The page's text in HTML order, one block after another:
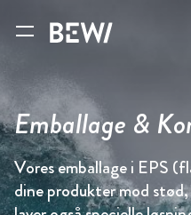
Emballage &
Vores emballage i EPS
dine produkter mod